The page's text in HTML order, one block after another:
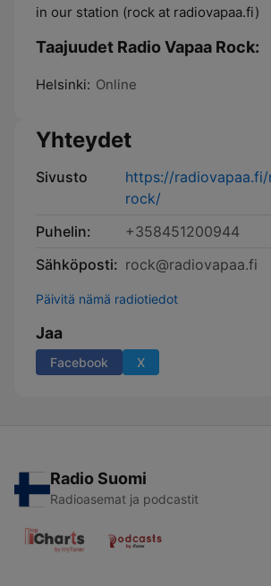
in our station (rock at radiovapaa.fi)
Taajuudet Radio Vapaa Rock:
Helsinki: Online
Yhteydet
Sivusto
https://
rock/
Puhelin:
+358451200944
Sähköposti: rock@radiovapaa.fi
Päivitä nämä radiotiedot
Jaa
Facebook X
Radio Suomi
Radioasemat ja podcastit